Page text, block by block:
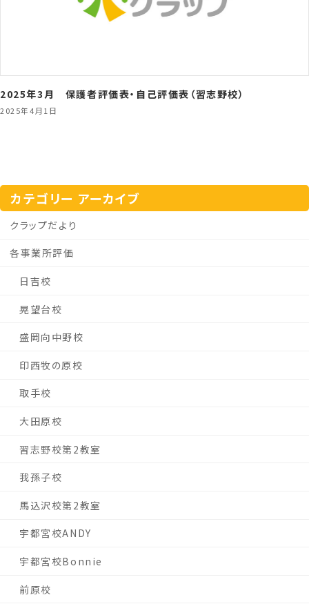
2025年3月 保護者評価表・自己評価表（習志野校）
2025年4月1日
カテゴリー アーカイブ
クラップだより
各事業所評価
日吉校
晃望台校
盛岡向中野校
印西牧の原校
取手校
大田原校
習志野校第2教室
我孫子校
馬込沢校第2教室
宇都宮校ANDY
宇都宮校Bonnie
前原校